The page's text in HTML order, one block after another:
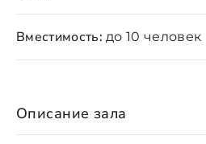
Вместимость: до 10 человек
Описание зала